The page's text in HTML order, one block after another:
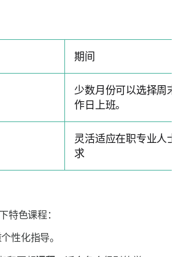
期间
少数月份可以选择周末
作日上班。
灵活适应在职专业人士
求
特色课程：
性化指导。